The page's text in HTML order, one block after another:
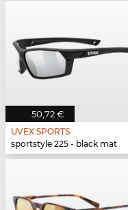
50,72 €
UVEX SPORTS
sportstyle 225 - black mat